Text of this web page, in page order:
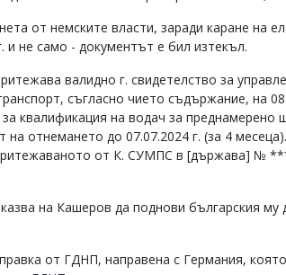
от немските власти, заради каране на
и не само - документът е бил изтекъл.
валидно г. свидетелство за
съгласно чието съдържание, на
квалификация на водач за преднамерено
отнемането до 07.07.2024 г. (за 4
от К. СУМПС в [държава] №
на Кашеров да поднови българския
от ГДНП, направена с Германия,